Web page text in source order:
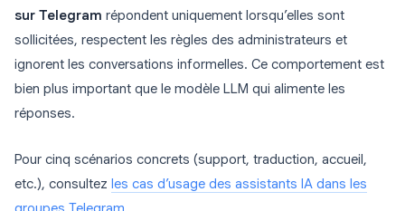
sur Telegram répondent uniquement lorsqu’elles sont
sollicitées, respectent les règles des administrateurs et
ignorent les conversations informelles. Ce comportement est
bien plus important que le modèle LLM qui alimente les
réponses.
Pour cinq scénarios concrets (support, traduction, accueil,
etc.), consultez les cas d’usage des assistants IA dans les